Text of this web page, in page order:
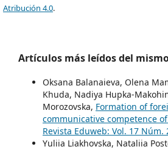
Atribución 4.0.
Artículos más leídos del
Oksana Balanaieva, Olena
Khuda, Nadiya Hupka-
Morozovska, Formation of
communicative competence
Revista Eduweb: Vol. 17 Núm.
Yuliia Liakhovska, Nataliia